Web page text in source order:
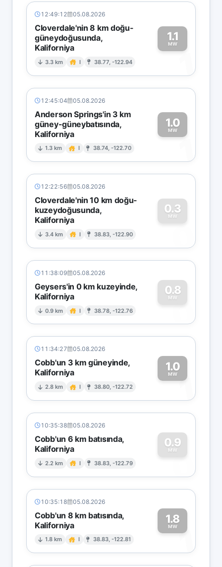
12:49:12 05.08.2026
Cloverdale'nin 8 km doğu-
güneydoğusunda,
Kaliforniya
3.3 km I 38.77, -122.94
1.1
MW
1
12:45:04 05.08.2026
Anderson Springs'in 3 km
güney-güneybatısında,
Kaliforniya
1.3 km I 38.74, -122.70
1.0
MW
1
12:22:56 05.08.2026
Cloverdale'nin 10 km doğu-
kuzeydoğusunda,
Kaliforniya
3.4 km I 38.83, -122.90
0.3
MW
0
11:38:09 05.08.2026
Geysers'in 0 km kuzeyinde,
Kaliforniya
0.9 km I 38.78, -122.76
0.8
MW
0
11:34:27 05.08.2026
Cobb'un 3 km güneyinde,
Kaliforniya
2.8 km I 38.80, -122.72
1.0
MW1
10:35:38 05.08.2026
Cobb'un 6 km batısında,
Kaliforniya
2.2 km I 38.83, -122.79
0.9
MW
0
10:35:18 05.08.2026
Cobb'un 8 km batısında,
Kaliforniya
1.8 km I 38.83, -122.81
1.8
MW1